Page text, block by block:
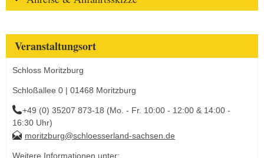
Veranstaltungsort
Schloss Moritzburg
Schloßallee 0 | 01468 Moritzburg
+49 (0) 35207 873-18 (Mo. - Fr. 10:00 - 12:00 & 14:00 -
16:30 Uhr)
moritzburg@schloesserland-sachsen.de
Weitere Informationen unter: